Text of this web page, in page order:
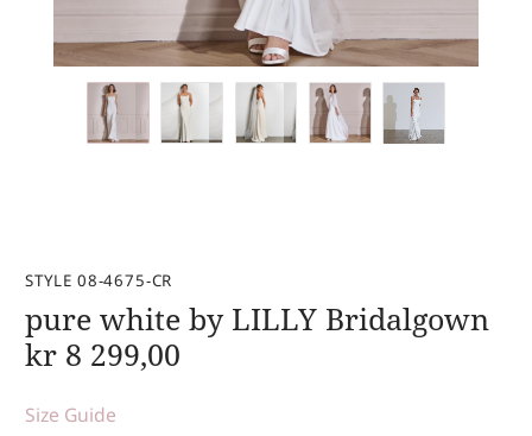
STYLE 08-4675-CR
pure white by LILLY Bridalgown
kr 8 299,00
Size Guide